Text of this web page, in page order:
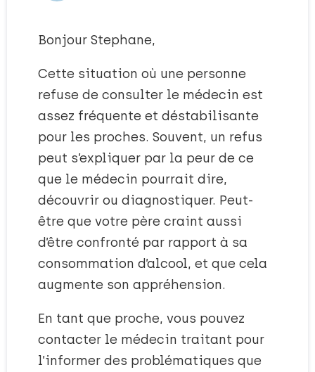
Bonjour Stephane,
Cette situation où une personne
refuse de consulter le médecin est
assez fréquente et déstabilisante
pour les proches. Souvent, un refus
peut s’expliquer par la peur de ce
que le médecin pourrait dire,
découvrir ou diagnostiquer. Peut-
être que votre père craint aussi
d’être confronté par rapport à sa
consommation d’alcool, et que cela
augmente son appréhension.
En tant que proche, vous pouvez
contacter le médecin traitant pour
l’informer des problématiques que